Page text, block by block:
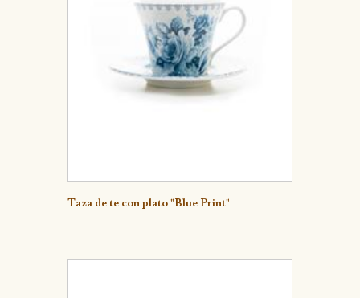
Detalle
Taza de te con plato "Blue Print"